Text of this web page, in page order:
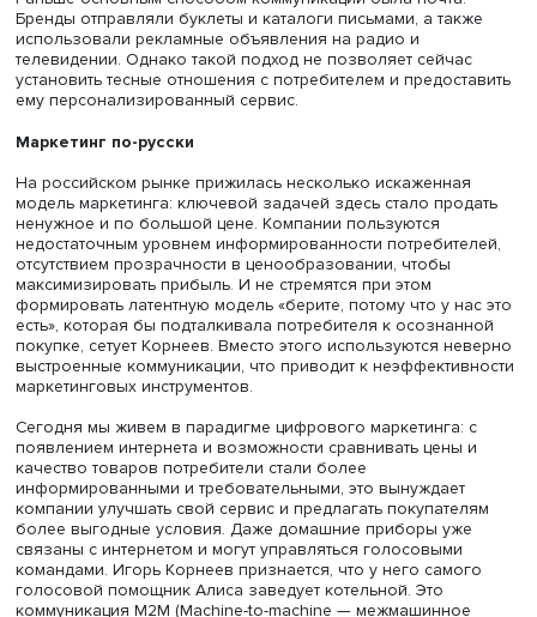
Эмоции — это то направление, в котором
коммуникации развиваются минимум последние 100
Почему сейчас мы делаем покупки в ГУМе или в ЦУМе?
Потому что возможность что-то там приобрести дает
массового производства и продаж. Однако с
технологий и ростом конкуренции на рынке
более требовательными и осознанными, они хотят
персонализированный сервис и взаимодействовать с
брендом в любое время и в любом месте.
Раньше основным способом коммуникации была почта.
Бренды отправляли буклеты и каталоги письмами, а
использовали рекламные объявления на радио и
телевидении. Однако такой подход не позволяет
установить тесные отношения с потребителем и
Маркетинг по-русски
На российском рынке прижилась несколько
модель маркетинга: ключевой задачей здесь стало
ненужное и по большой цене. Компании пользуются
недостаточным уровнем информированности
отсутствием прозрачности в ценообразовании, чтобы